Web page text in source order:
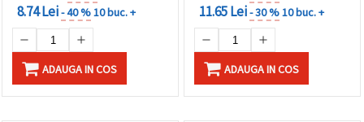
8.74 Lei- 40 %10 buc. +
ADAUGA IN COS
11.65 Lei- 30 %10 buc. +
ADAUGA IN COS